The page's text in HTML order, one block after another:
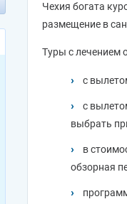
Чехия богата
размещение в
Туры с лечением
с
с
выбрать
в
обзорная